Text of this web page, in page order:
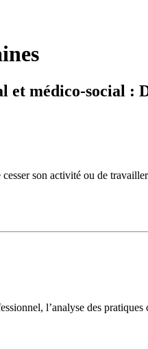
et médico-social :
son activité ou de
l’analyse des